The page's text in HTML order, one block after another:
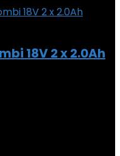
18V 2 x 2.0Ah